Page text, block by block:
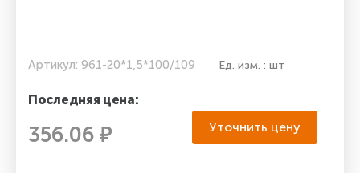
Артикул: 961-20*1,5*100/109 Ед. изм. : шт
Последняя цена:
356.06 ₽ Уточнить цену